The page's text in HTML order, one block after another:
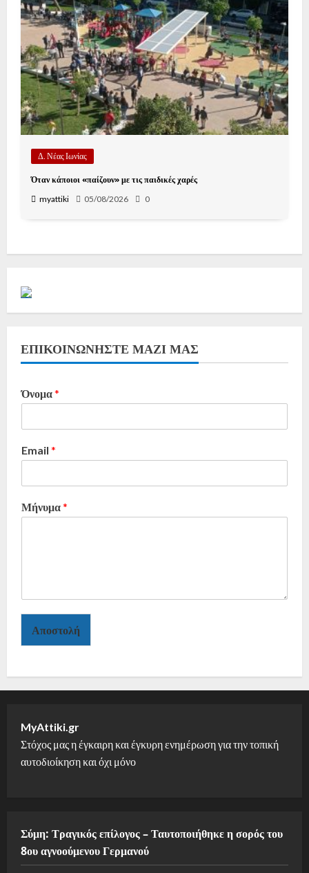
Δ. Νέας Ιωνίας
Όταν κάποιοι «παίζουν» με τις παιδικές χαρές
myattiki 05/08/2026 0
ΕΠΙΚΟΙΝΩΝΗΣΤΕ ΜΑΖΙ ΜΑΣ
Όνομα*
Email *
Μήνυμα*
Αποστολή
MyAttiki.gr
Στόχος μας η έγκαιρη και έγκυρη ενημέρωση για την τοπική
αυτοδιοίκηση και όχι μόνο
Σύμη: Τραγικός επίλογος – Ταυτοποιήθηκε η σορός του
8ου αγνοούμενου Γερμανού